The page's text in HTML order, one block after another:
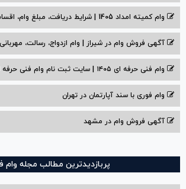
وام کمیته امداد 1405 | شرایط دریافت، مبلغ وام، اقساط
آگهی فروش وام در شیراز | وام ازدواج، رسالت،
وام فنی حرفه ای ۱۴۰۵ | سایت ثبت نام وام فنی حرفه ای
وام فوری با سند آپارتمان در تهران
آگهی فروش وام در مشهد
پربازدیدترین مطالب مجله وام